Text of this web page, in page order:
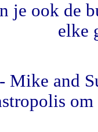
je ook de
elke
- Mike and